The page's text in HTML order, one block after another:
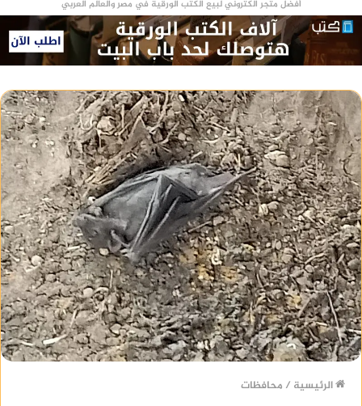
أفضل متجر الكتروني لبيع الكتب الورقية في مصر والعالم العربي
الرئيسية / محافظات